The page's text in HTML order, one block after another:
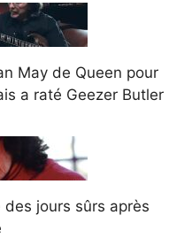
May de Queen pour
a raté Geezer Butler
jours sûrs après